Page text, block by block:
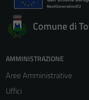
Comune di
AMMINISTRAZIONE
Aree Amministrative
Uffici